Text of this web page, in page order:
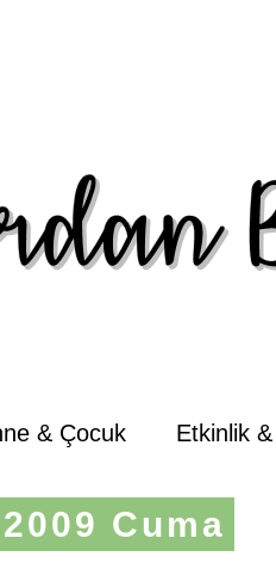
& Çocuk Etkinlik
Cuma